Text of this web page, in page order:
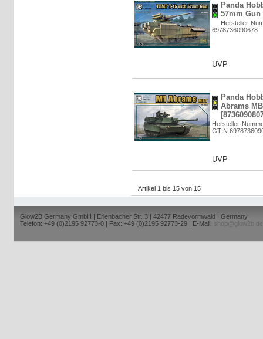
Panda
57mm Gun
Hersteller-
6978736090678
UVP
Panda
Abrams
Hersteller-
GTIN
UVP
Artikel 1 bis 15 von 15
Glow2B Germany GmbH | Erlenbacher Str. 3 | 42477 Radevormwald | Germany
Telefon: +49 (0)2195 92773-0 | Fax: +49 (0)2195 92773-29 | E-Mail:
shop@glow2b.de